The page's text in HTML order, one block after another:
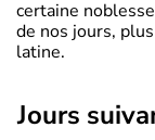
certaine
de nos jours,
latine.
jours